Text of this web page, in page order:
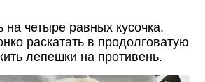
на четыре равных кусочка.
раскатать в продолговатую
лепешки на противень.